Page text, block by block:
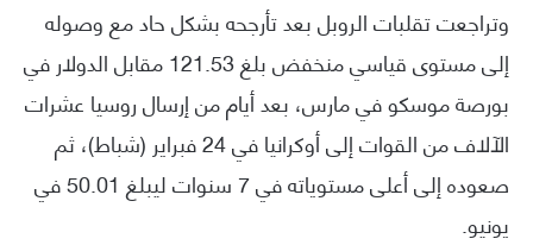
وتراجعت تقلبات الروبل بعد تأرجحه بشكل حاد مع وصوله
إلى مستوى قياسي منخفض بلغ 121.53 مقابل الدولار في
بورصة موسكو في مارس، بعد أيام من إرسال روسيا عشرات
الآلاف من القوات إلى أوكرانيا في 24 فبراير (شباط)، ثم
صعوده إلى أعلى مستوياته في 7 سنوات ليبلغ 50.01 في
يونيو.